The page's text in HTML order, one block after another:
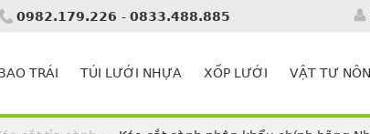
0982.179.226 - 0833.488.885
TRÁI TÚI LƯỚI NHỰA XỐP LƯỚI VẬT TƯ